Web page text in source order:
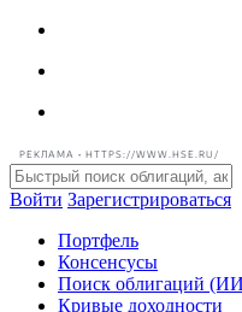
РЕКЛАМА • HTTPS://WWW.HSE.RU/
Войти Зарегистрироваться